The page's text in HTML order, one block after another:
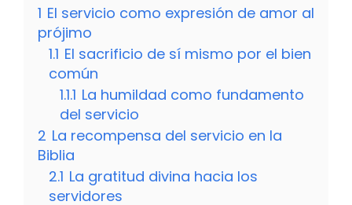
1 El servicio como expresión de amor al
prójimo
1.1 El sacrificio de sí mismo por el bien
común
1.1.1 La humildad como fundamento
del servicio
2 La recompensa del servicio en la
Biblia
2.1 La gratitud divina hacia los
servidores